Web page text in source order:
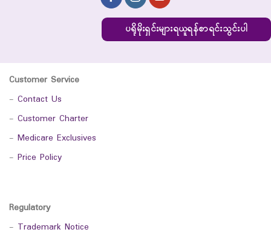
ပရိုမိုးရှင်းများရယူရန်စာရင်းသွင်းပါ
Customer Service
- Contact Us
- Customer Charter
- Medicare Exclusives
- Price Policy
Regulatory
- Trademark Notice